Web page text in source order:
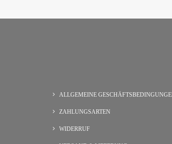
ALLGEMEINE
ZAHLUNGSARTEN
WIDERRUF